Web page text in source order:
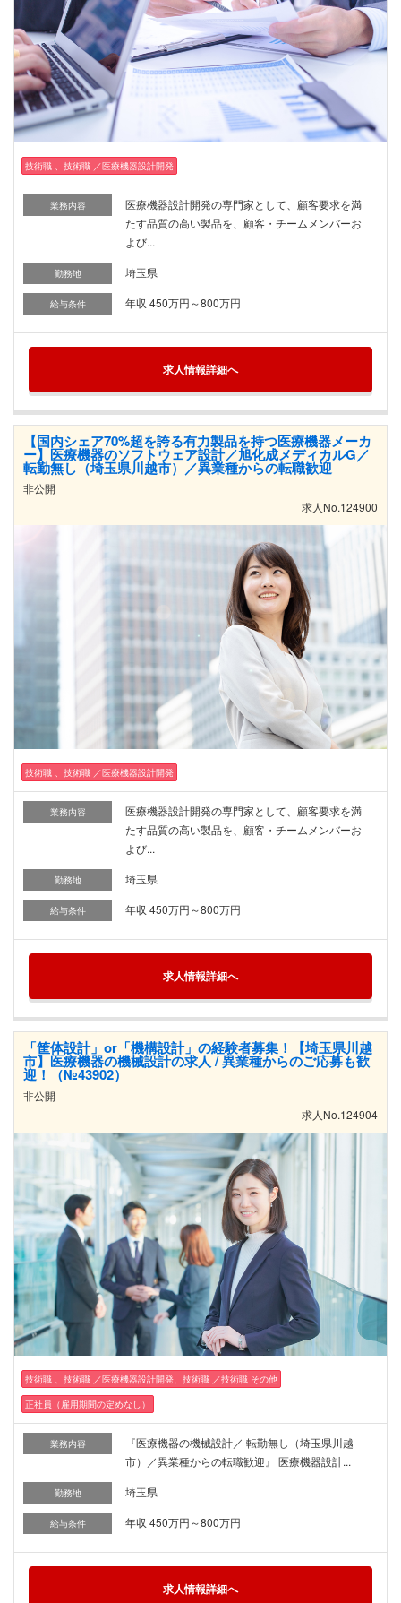
技術職 、技術職 ／医療機器設計開発
業務内容
医療機器設計開発の専門家として、顧客要求を満
たす品質の高い製品を、顧客・チームメンバーお
よび...
勤務地 埼玉県
給与条件 年収 450万円～800万円
求人情報詳細へ
【国内シェア70%超を誇る有力製品を持つ医療機器メーカ
ー】医療機器のソフトウェア設計／旭化成メディカルG／
転勤無し（埼玉県川越市）／異業種からの転職歓迎
非公開
求人No.124900
技術職 、技術職 ／医療機器設計開発
業務内容
医療機器設計開発の専門家として、顧客要求を満
たす品質の高い製品を、顧客・チームメンバーお
よび...
勤務地 埼玉県
給与条件 年収 450万円～800万円
求人情報詳細へ
「筐体設計」or「機構設計」の経験者募集！【埼玉県川越
市】医療機器の機械設計の求人 / 異業種からのご応募も歓
迎！（№43902）
非公開
求人No.124904
技術職 、技術職 ／医療機器設計開発、技術職 ／技術職 その他
正社員（雇用期間の定めなし）
業務内容
『医療機器の機械設計／ 転勤無し（埼玉県川越
市）／異業種からの転職歓迎』 医療機器設計...
勤務地 埼玉県
給与条件 年収 450万円～800万円
求人情報詳細へ